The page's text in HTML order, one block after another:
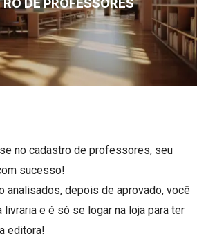
DE PROFESSORES
no cadastro de professores, seu
sucesso!
analisados, depois de aprovado, você
livraria e é só se logar na loja para ter
editora!